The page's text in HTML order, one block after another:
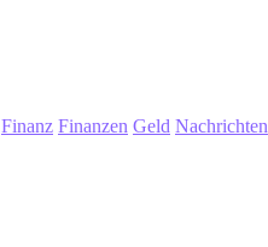
Finanz Finanzen Geld Nachrichten